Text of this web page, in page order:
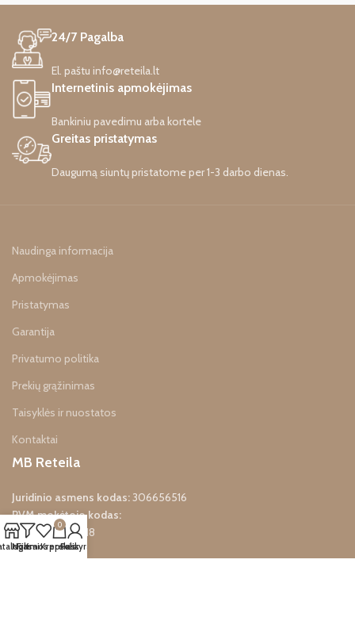
24/7 Pagalba
El. paštu info@reteila.lt
Internetinis apmokėjimas
Bankiniu pavedimu arba kortele
Greitas pristatymas
Daugumą siuntų pristatome per 1-3 darbo dienas.
Naudinga informacija
Apmokėjimas
Pristatymas
Garantija
Privatumo politika
Prekių grąžinimas
Taisyklės ir nuostatos
Kontaktai
MB Reteila
Juridinio asmens kodas:306656516
PVM mokėtojo kodas:
LT100016656618
info@reteila.lt
Filtrai
Norimos prekės
0
Krepšelis
Paskyra